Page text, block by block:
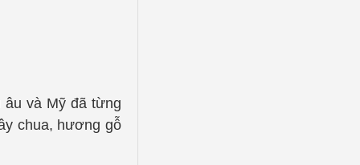
và Mỹ đã từng
chua, hương gỗ